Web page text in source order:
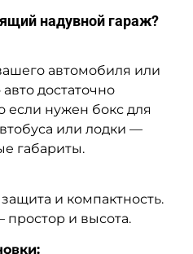
надувной гараж?
автомобиля или
достаточно
если нужен бокс для
или лодки —
габариты.
и компактность.
и высота.